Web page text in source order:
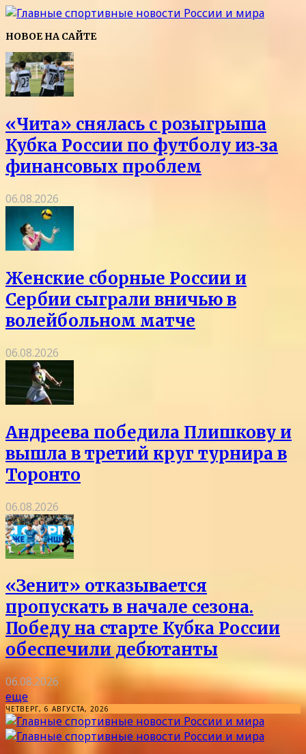
НОВОЕ НА САЙТЕ
«Чита» снялась с розыгрыша
Кубка России по футболу из‑за
финансовых проблем
06.08.2026
Женские сборные России и
Сербии сыграли вничью в
волейбольном матче
06.08.2026
Андреева победила Плишкову и
вышла в третий круг турнира в
Торонто
06.08.2026
«Зенит» отказывается
пропускать в начале сезона.
Победу на старте Кубка России
обеспечили дебютанты
06.08.2026
еще
ЧЕТВЕРГ, 6 АВГУСТА, 2026